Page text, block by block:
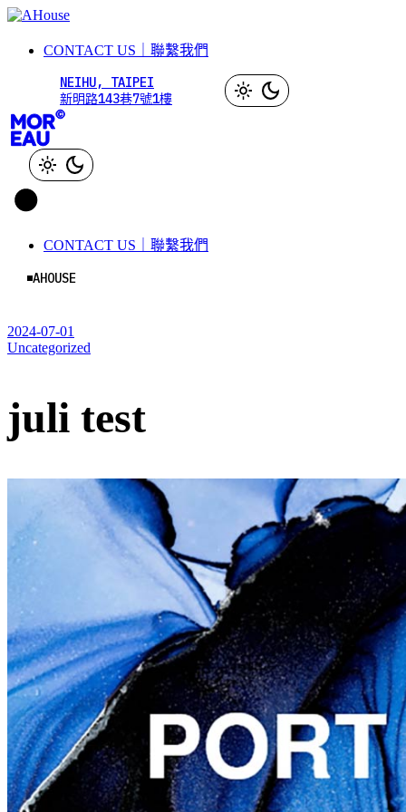
Skip
CONTACT US｜聯繫我們
NEIHU, TAIPEI
新明路143巷7號1樓
CONTACT US｜聯繫我們
AHOUSE
2024-07-01
Uncategorized
juli test